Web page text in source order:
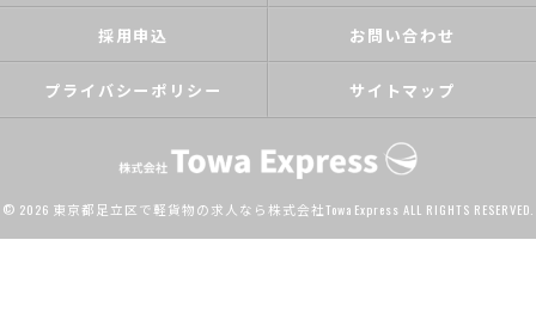
採用申込 お問い合わせ
プライバシーポリシー サイトマップ
© 2026 東京都足立区で軽貨物の求人なら株式会社Towa Express ALL RIGHTS RESERVED.